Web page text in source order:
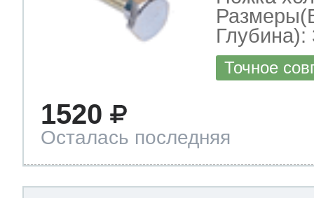
Глубина):
Точное
1520
Осталась последняя